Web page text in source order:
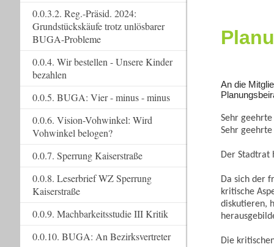
An die
Sehr
Sehr
Der Stadtrat
Da sich der
kritische
diskutieren,
Die
0.0.3.2. Reg.-Präsid. 2024:
Grundstückskäufe trotz unlösbarer
BUGA-Probleme
0.0.4. Wir bestellen - Unsere Kinder
bezahlen
0.0.5. BUGA: Vier - minus - minus
0.0.6. Vision-Vohwinkel: Wird
Vohwinkel belogen?
0.0.7. Sperrung Kaiserstraße
0.0.8. Leserbrief WZ Sperrung
Kaiserstraße
0.0.9. Machbarkeitsstudie III Kritik
0.0.10. BUGA: An Bezirksvertreter